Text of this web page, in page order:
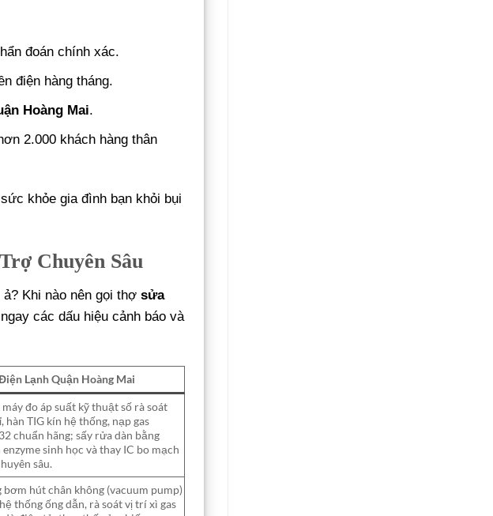
đoán chính xác.
điện hàng tháng.
Hoàng Mai.
2.000 khách hàng thân
khỏe gia đình bạn khỏi bụi
Chuyên Sâu
Khi nào nên gọi thợ sửa
các dấu hiệu cảnh báo và
Lạnh Quận Hoàng Mai
đo áp suất kỹ thuật số rà soát
hàn TIG kín hệ thống, nạp gas
chuẩn hãng; sấy rửa dàn bằng
sinh học và thay IC bo mạch
sâu.
bơm hút chân không (vacuum pump)
thống ống dẫn, rà soát vị trí xì gas